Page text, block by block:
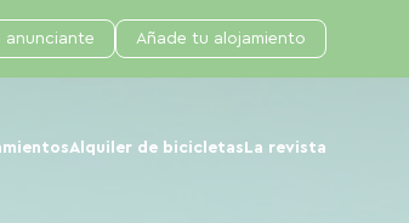
Alquiler de bicicletas La revista
anunciante Añade tu alojamiento